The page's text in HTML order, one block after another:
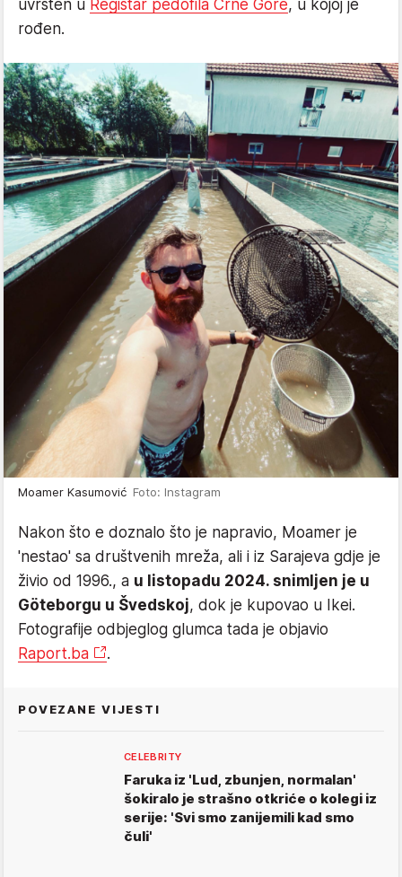
uvršten u Registar pedofila Crne Gore, u kojoj je
rođen.
Moamer Kasumović Foto: Instagram
Nakon što e doznalo što je napravio, Moamer je
'nestao' sa društvenih mreža, ali i iz Sarajeva gdje je
živio od 1996., a u listopadu 2024. snimljen je u
Göteborgu u Švedskoj, dok je kupovao u Ikei.
Fotografije odbjeglog glumca tada je objavio
Raport.ba
.
POVEZANE VIJESTI
CELEBRITY
Faruka iz 'Lud, zbunjen, normalan'
šokiralo je strašno otkriće o kolegi iz
serije: 'Svi smo zanijemili kad smo
čuli'